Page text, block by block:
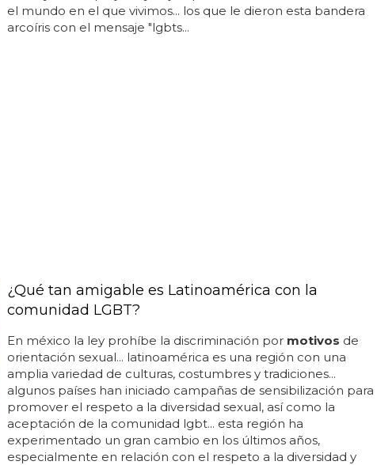
el mundo en el que vivimos... los que le dieron esta bandera
arcoíris con el mensaje "lgbts...
¿Qué tan amigable es Latinoamérica con la
comunidad LGBT?
En méxico la ley prohíbe la discriminación por motivos de
orientación sexual... latinoamérica es una región con una
amplia variedad de culturas, costumbres y tradiciones...
algunos países han iniciado campañas de sensibilización para
promover el respeto a la diversidad sexual, así como la
aceptación de la comunidad lgbt... esta región ha
experimentado un gran cambio en los últimos años,
especialmente en relación con el respeto a la diversidad y